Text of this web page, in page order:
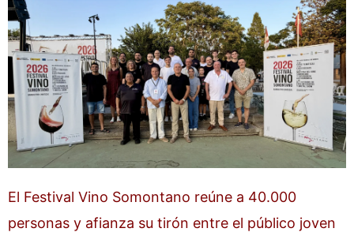
El Festival Vino Somontano reúne a 40.000
personas y afianza su tirón entre el público joven